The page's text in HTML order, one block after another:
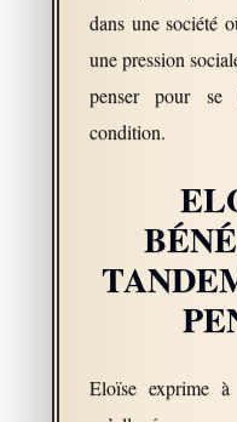
dans une société
une pression
penser pour se
condition.
Eloïse exprime à